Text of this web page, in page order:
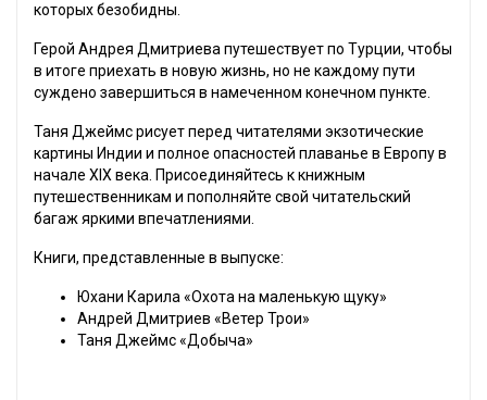
которых безобидны.
Герой Андрея Дмитриева путешествует по Турции, чтобы
в итоге приехать в новую жизнь, но не каждому пути
суждено завершиться в намеченном конечном пункте.
Таня Джеймс рисует перед читателями экзотические
картины Индии и полное опасностей плаванье в Европу в
начале XIX века. Присоединяйтесь к книжным
путешественникам и пополняйте свой читательский
багаж яркими впечатлениями.
Книги, представленные в выпуске:
Юхани Карила «Охота на маленькую щуку»
Андрей Дмитриев «Ветер Трои»
Таня Джеймс «Добыча»